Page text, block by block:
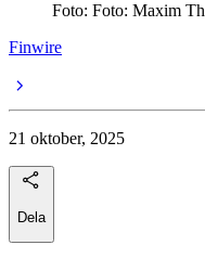
Foto: Foto: Maxim
Finwire
21 oktober, 2025
Dela